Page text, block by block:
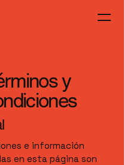
y
e información
en esta página son